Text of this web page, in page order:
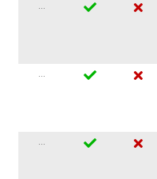
...
...
...